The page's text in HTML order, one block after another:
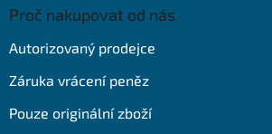
Proč nakupovat od nás
Autorizovaný prodejce
Záruka vrácení peněz
Pouze originální zboží